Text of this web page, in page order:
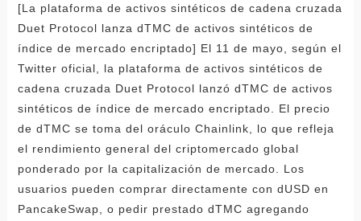
[La plataforma de activos sintéticos de cadena cruzada
Duet Protocol lanza dTMC de activos sintéticos de
índice de mercado encriptado] El 11 de mayo, según el
Twitter oficial, la plataforma de activos sintéticos de
cadena cruzada Duet Protocol lanzó dTMC de activos
sintéticos de índice de mercado encriptado. El precio
de dTMC se toma del oráculo Chainlink, lo que refleja
el rendimiento general del criptomercado global
ponderado por la capitalización de mercado. Los
usuarios pueden comprar directamente con dUSD en
PancakeSwap, o pedir prestado dTMC agregando